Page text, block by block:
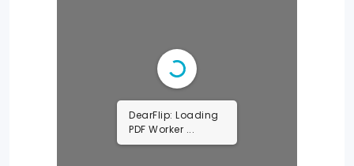
DearFlip: Loading
PDF Worker ...